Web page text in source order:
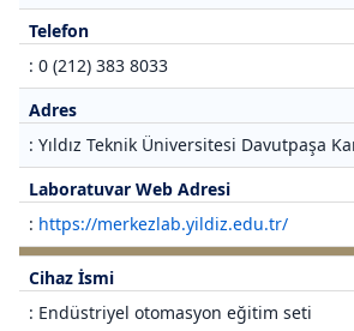
Telefon
: 0 (212) 383 8033
Adres
: Yıldız Teknik Üniversitesi Davutpaşa
Laboratuvar Web Adresi
: https://merkezlab.yildiz.edu.tr/
Cihaz İsmi
: Endüstriyel otomasyon eğitim seti